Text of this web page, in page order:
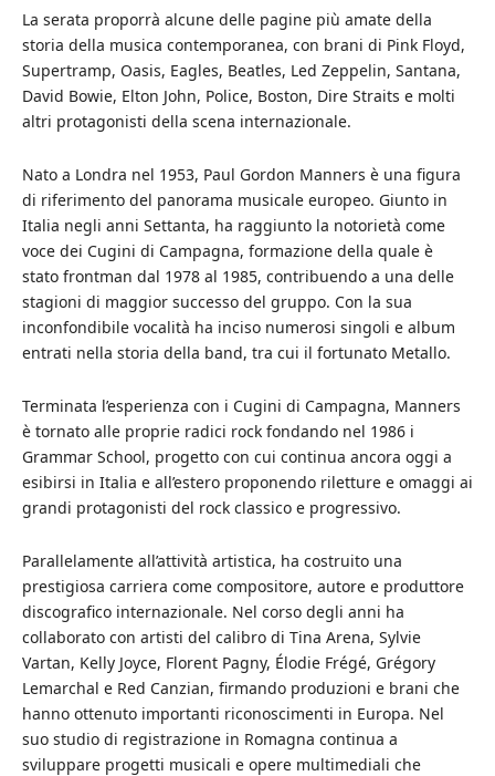
La serata proporrà alcune delle pagine più amate della
storia della musica contemporanea, con brani di Pink Floyd,
Supertramp, Oasis, Eagles, Beatles, Led Zeppelin, Santana,
David Bowie, Elton John, Police, Boston, Dire Straits e molti
altri protagonisti della scena internazionale.
Nato a Londra nel 1953, Paul Gordon Manners è una figura
di riferimento del panorama musicale europeo. Giunto in
Italia negli anni Settanta, ha raggiunto la notorietà come
voce dei Cugini di Campagna, formazione della quale è
stato frontman dal 1978 al 1985, contribuendo a una delle
stagioni di maggior successo del gruppo. Con la sua
inconfondibile vocalità ha inciso numerosi singoli e album
entrati nella storia della band, tra cui il fortunato Metallo.
Terminata l’esperienza con i Cugini di Campagna, Manners
è tornato alle proprie radici rock fondando nel 1986 i
Grammar School, progetto con cui continua ancora oggi a
esibirsi in Italia e all’estero proponendo riletture e omaggi ai
grandi protagonisti del rock classico e progressivo.
Parallelamente all’attività artistica, ha costruito una
prestigiosa carriera come compositore, autore e produttore
discografico internazionale. Nel corso degli anni ha
collaborato con artisti del calibro di Tina Arena, Sylvie
Vartan, Kelly Joyce, Florent Pagny, Élodie Frégé, Grégory
Lemarchal e Red Canzian, firmando produzioni e brani che
hanno ottenuto importanti riconoscimenti in Europa. Nel
suo studio di registrazione in Romagna continua a
sviluppare progetti musicali e opere multimediali che